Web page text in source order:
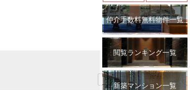
仲介手数料無料物件一覧
閲覧ランキング一覧
新築マンション一覧